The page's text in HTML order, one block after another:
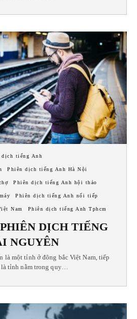
dịch tiếng Anh
Phiên dịch tiếng Anh Hà Nội
Phiên dịch tiếng Anh hội thảo
Phiên dịch tiếng Anh nối tiếp
Nam Phiên dịch tiếng Anh Tphcm
DỊCH TIẾNG
NGUYÊN
là một tỉnh ở đông bắc Việt Nam, tiếp
tỉnh nằm trong quy…